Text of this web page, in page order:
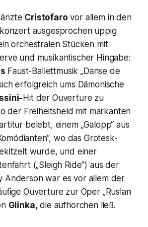
Cristofaro vor allem in den
ausgesprochen üppig
orchestralen Stücken mit
und musikantischer Hingabe:
Faust- Ballettmusik„Danse de
erfolgreich ums Dämonische
Hit der Ouverture zu
der Freiheitsheld mit markanten
belebt, einem „Galopp“ aus
wo das Grotesk-
wurde, und einer
(„Sleigh Ride“) aus der
Anderson war es vor allem der
Ouverture zur Oper „Ruslan
Glinka,die aufhorchen ließ.